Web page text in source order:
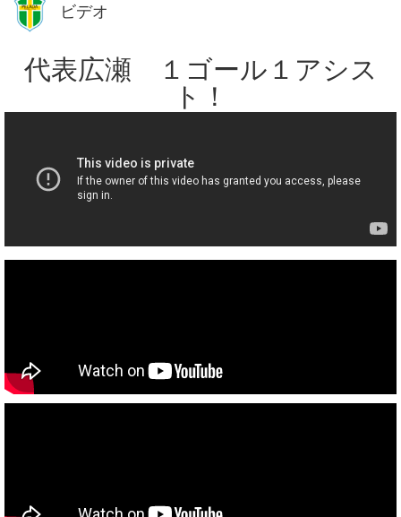
ビデオ
代表広瀬 １ゴール１アシス
ト！